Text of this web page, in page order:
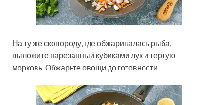
На ту же сковороду, где обжаривалась рыба,
выложите нарезанный кубиками лук и тёртую
морковь. Обжарьте овощи до готовности.